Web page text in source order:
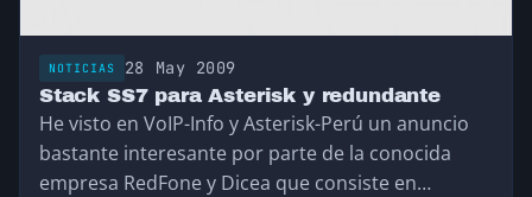
NOTICIAS 28 May 2009
Stack SS7 para Asterisk y redundante
He visto en VoIP-Info y Asterisk-Perú un anuncio
bastante interesante por parte de la conocida
empresa RedFone y Dicea que consiste en…